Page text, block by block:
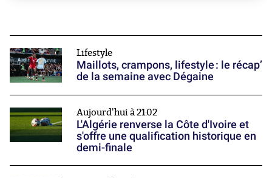
Lifestyle
Maillots, crampons, lifestyle : le récap’
de la semaine avec Dégaine
Aujourd'hui à 21:02
L'Algérie renverse la Côte d'Ivoire et
s'offre une qualification historique en
demi-finale